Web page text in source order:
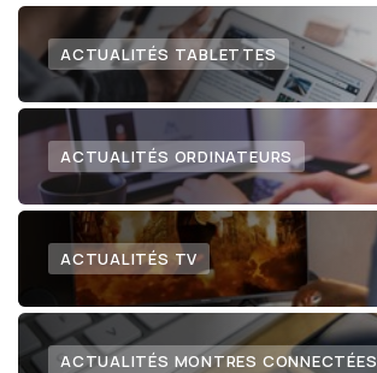
ACTUALITÉS TABLETTES
ACTUALITÉS ORDINATEURS
ACTUALITÉS TV
ACTUALITÉS MONTRES CONNECTÉES